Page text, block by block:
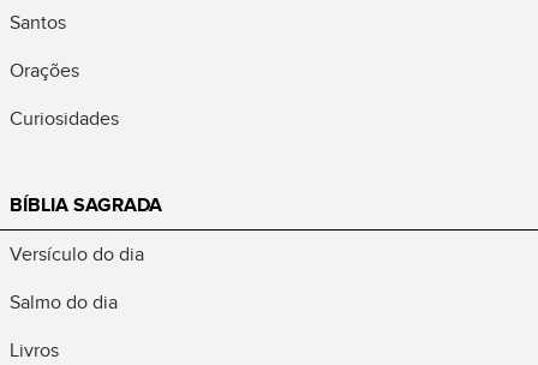
Santos
Orações
Curiosidades
BÍBLIA SAGRADA
Versículo do dia
Salmo do dia
Livros